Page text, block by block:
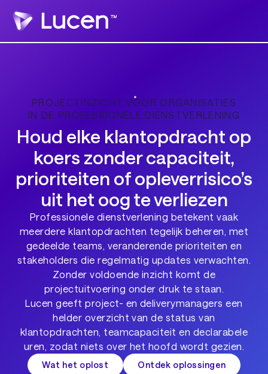
PROJECTINZICHT VOOR ORGANISATIES
IN DE PROFESSIONELE DIENSTVERLENING
Houd elke klantopdracht op
koers zonder capaciteit,
prioriteiten of opleverrisico’s
uit het oog te verliezen
Professionele dienstverlening betekent vaak
meerdere klantopdrachten tegelijk beheren, met
gedeelde teams, veranderende prioriteiten en
stakeholders die regelmatig updates verwachten.
Zonder voldoende inzicht komt de
projectuitvoering onder druk te staan.
Lucen geeft project- en deliverymanagers een
helder overzicht van de status van
klantopdrachten, teamcapaciteit en declarabele
uren, zodat niets over het hoofd wordt gezien.
Wat het oplost Ontdek oplossingen